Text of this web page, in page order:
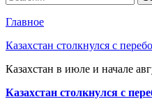
Главное
Казахстан столкнулся с
Казахстан в июле и начале
Казахстан столкнулся с